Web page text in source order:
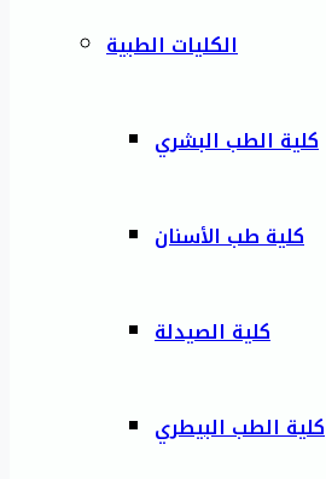
الكليات الطبية
كلية الطب البشري
كلية طب الأسنان
كلية الصيدلة
كلية الطب البيطري